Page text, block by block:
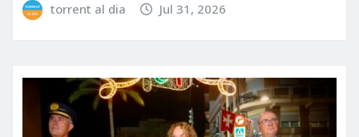
torrent al dia Jul 31, 2026